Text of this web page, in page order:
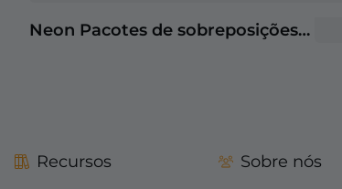
Neon Pacotes de sobreposições para Stream
Recursos Sobre nós